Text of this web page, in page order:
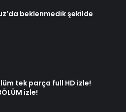
beklenmedik şekilde
tek parça full HD izle!
izle!